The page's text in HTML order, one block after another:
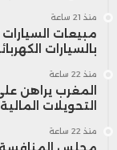
منذ 21 ساعة
بالسيارات
منذ 22 ساعة
المغرب يراهن
التحويلات
منذ 22 ساعة